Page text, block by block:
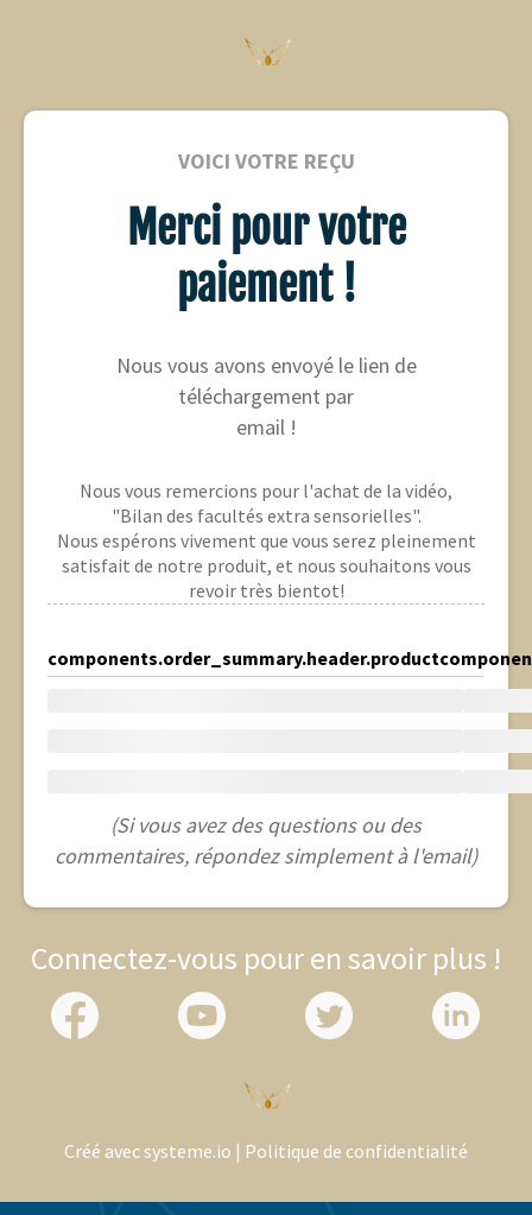
VOICI VOTRE REÇU
Merci pour votre
paiement !
Nous vous avons envoyé le lien de
téléchargement par
email !
Nous vous remercions pour l'achat de la vidéo,
"Bilan des facultés extra sensorielles".
Nous espérons vivement que vous serez pleinement
satisfait de notre produit, et nous souhaitons vous
revoir très bientot!
components.order_summary.header.product
(Si vous avez des questions ou des
commentaires, répondez simplement à l'email)
Connectez-vous pour en savoir plus !
Créé avec systeme.io | Politique de confidentialité